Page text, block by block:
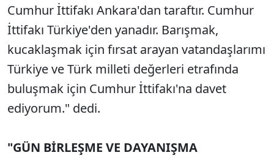
Cumhur İttifakı Ankara'dan taraftır. Cumhur
İttifakı Türkiye'den yanadır. Barışmak,
kucaklaşmak için fırsat arayan vatandaşlarımı
Türkiye ve Türk milleti değerleri etrafında
buluşmak için Cumhur İttifakı'na davet
ediyorum." dedi.
"GÜN BİRLEŞME VE DAYANIŞMA